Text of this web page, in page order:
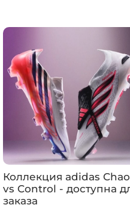
Коллекция adidas
vs Control - доступна
заказа